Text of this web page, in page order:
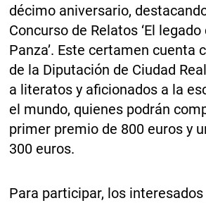
décimo aniversario,
Concurso de Relatos ‘El
Panza’. Este certamen cuenta
de la Diputación de Ciudad
a literatos y aficionados a la
el mundo, quienes podrán
primer premio de 800 euros y
300 euros.
Para participar, los